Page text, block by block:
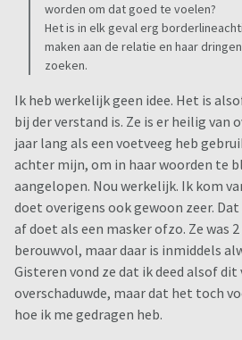
Tot aan vorige week had ik er nooit
we er niet uit zouden komen. Bij tijd
beter. Ze gaf vaak aan van me te
of ik echt van haar hield. Totdat ik
maakte en de boel klapte. Inmiddels
en wil ze scheiden. Of naja, ze heeft
klaar is, dat ze niet meer kan, maar
overhaaste beslissingen wil nemen
van de woning of het bekend maken
kinderen en/of famillie.
Gek genoeg voel ik me vanaf dat
omdat ik dit wil, dat vooropgesteld.
zo niet verder kunnen, zou ik er een
worden om dat goed te voelen?
Het is in elk geval erg
maken aan de relatie en haar
zoeken.
Ik heb werkelijk geen idee. Het is
bij der verstand is. Ze is er heilig van
jaar lang als een voetveeg heb
achter mijn, om in haar woorden te
aangelopen. Nou werkelijk. Ik kom
doet overigens ook gewoon zeer.
af doet als een masker ofzo. Ze was
berouwvol, maar daar is inmiddels
Gisteren vond ze dat ik deed alsof
overschaduwde, maar dat het toch
hoe ik me gedragen heb.